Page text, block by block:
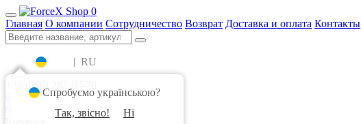
0
Главная О компании Сотрудничество Возврат Доставка и оплата Контакты
| RU
+38 (096) 282-00-70
Спробуємо українською?
Так, звісно!
Ні